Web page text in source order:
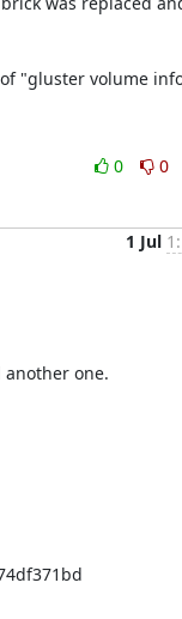
"gluster volume
0
0
1 Jul
one.